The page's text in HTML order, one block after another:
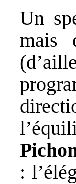
Un
mais
: